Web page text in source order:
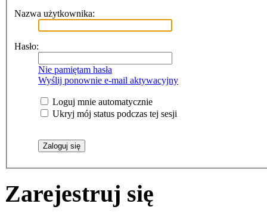
Nazwa użytkownika:
Hasło:
Nie pamiętam hasła
Wyślij ponownie e-mail aktywacyjny
Loguj mnie automatycznie
Ukryj mój status podczas tej sesji
Zarejestruj się